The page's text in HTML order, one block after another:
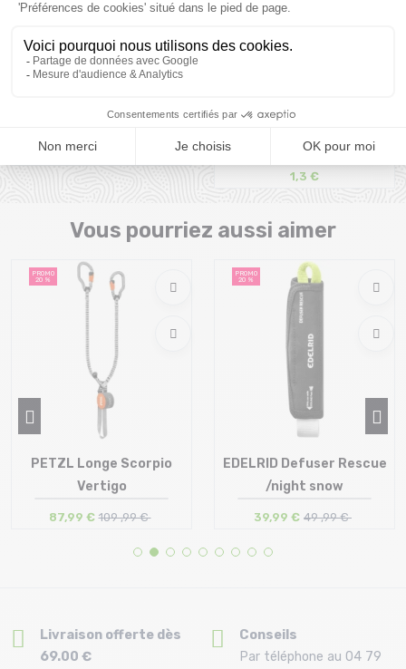
PETZL gant cordex /noir
49,99 €
Taille en stock
PETZL Plaquette Coeur
Steel 12mm
1,3 €
Vous pourriez aussi aimer
PROMO
20 %
Taille en stock
PETZL Longe Scorpio
Vertigo
87,99 € 109 ,99 €
PROMO
20 %
Taille en stock
EDELRID Defuser Rescue
/night snow
39,99 € 49 ,99 €
Livraison offerte dès
69.00 €
Conseils
Par téléphone au 04 79